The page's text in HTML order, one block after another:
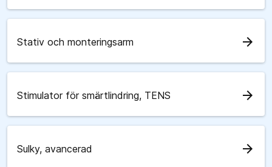
Stativ och monteringsarm arrow_forward
Stimulator för smärtlindring, TENS arrow_forward
Sulky, avancerad arrow_forward